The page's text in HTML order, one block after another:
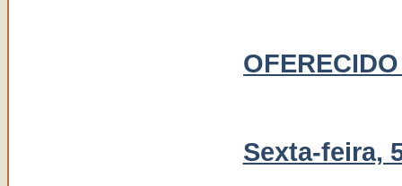
Sexta-feira,